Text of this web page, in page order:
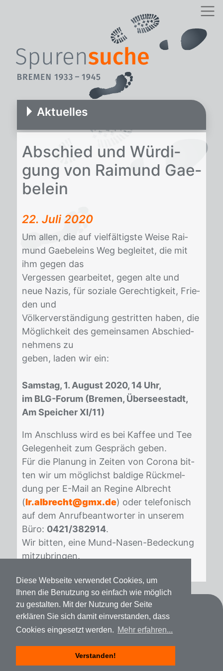
Diese Webseite verwendet Cookies, um
Ihnen die Benutzung so einfach wie möglich
zu gestalten. Mit der Nutzung der Seite
erklären Sie sich damit einverstanden, dass
Cookies eingesetzt werden. Mehr erfahren...
Verstanden!
Aktuelles
Ab­schied und Wür­di­
gung von Rai­mund Gae­
be­lein
22. Juli 2020
Um al­len, die auf viel­fäl­tigs­te Wei­se Rai­
mund Gae­be­l­eins Weg be­glei­tet, die mit
ihm ge­gen das
Ver­ges­sen ge­ar­bei­tet, ge­gen alte und
neue Na­zis, für so­zia­le Ge­rech­tig­keit, Frie­
den und
Völ­ker­ver­stän­di­gung ge­strit­ten ha­ben, die
Mög­lich­keit des ge­mein­sa­men Ab­schied­
neh­mens zu
ge­ben, la­den wir ein:
Samstag, 1. August 2020, 14 Uhr,
im BLG-Forum (Bremen, Überseestadt,
Am Speicher XI/11)
Im An­schluss wird es bei Kaf­fee und Tee
Ge­le­gen­heit zum Ge­spräch ge­ben.
Für die Pla­nung in Zei­ten von Co­ro­na bit­
ten wir um mög­lichst bal­di­ge Rück­mel­
dung per E-Mail an Re­gi­ne Al­brecht
(lr.albrecht@gmx.de) oder te­le­fo­nisch
auf dem An­ruf­be­ant­wor­ter in un­se­rem
Büro: 0421/382914.
Wir bit­ten, eine Mund-Na­sen-Be­de­ckung
mit­zu­brin­gen.
Kontakt
Datenschutz